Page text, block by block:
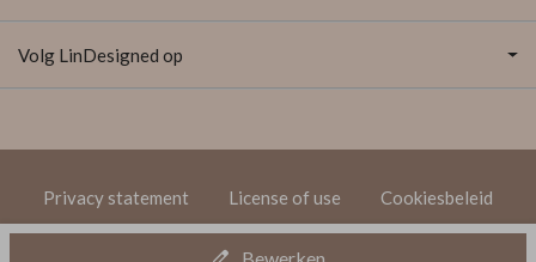
Volg LinDesigned op
Privacy statement License of use Cookiesbeleid
© 2020 LinDesigned